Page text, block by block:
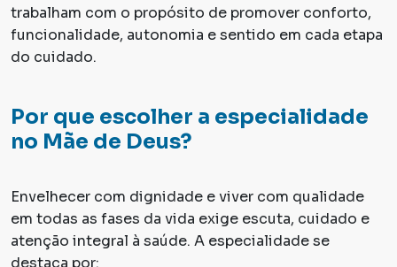
trabalham com o propósito de promover conforto,
funcionalidade, autonomia e sentido em cada etapa
do cuidado.
Por que escolher a especialidade
no Mãe de Deus?
Envelhecer com dignidade e viver com qualidade
em todas as fases da vida exige escuta, cuidado e
atenção integral à saúde. A especialidade se
destaca por: